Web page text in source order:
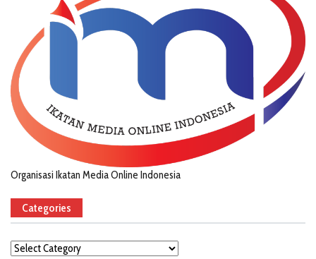
Organisasi Ikatan Media Online Indonesia
Categories
Categories